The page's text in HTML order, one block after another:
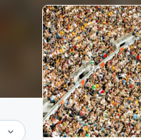
Adobe Stock